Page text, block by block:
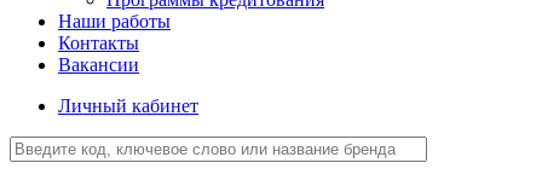
Наши работы
Контакты
Вакансии
Личный кабинет